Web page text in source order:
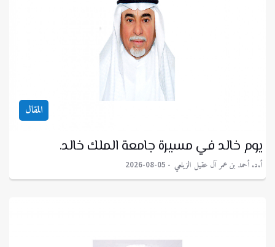
المقال
يوم خالد في مسيرة جامعة الملك خالد.
أ.د. أحمد بن عمر آل عقيل الزيلعي 2026-08-05